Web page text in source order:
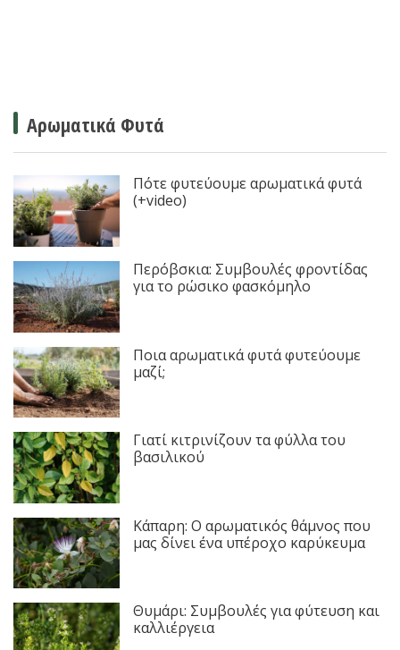
Αρωματικά Φυτά
Πότε φυτεύουμε αρωματικά φυτά
(+video)
Περόβσκια: Συμβουλές φροντίδας
για το ρώσικο φασκόμηλο
Ποια αρωματικά φυτά φυτεύουμε
μαζί;
Γιατί κιτρινίζουν τα φύλλα του
βασιλικού
Κάπαρη: Ο αρωματικός θάμνος που
μας δίνει ένα υπέροχο καρύκευμα
Θυμάρι: Συμβουλές για φύτευση και
καλλιέργεια